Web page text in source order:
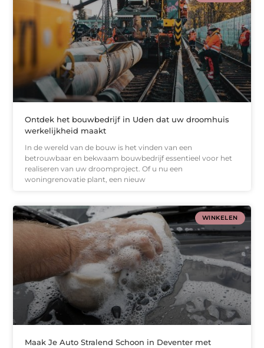
Ontdek het bouwbedrijf in Uden dat uw droomhuis
werkelijkheid maakt
In de wereld van de bouw is het vinden van een
betrouwbaar en bekwaam bouwbedrijf essentieel voor het
realiseren van uw droomproject. Of u nu een
woningrenovatie plant, een nieuw
WINKELEN
Maak Je Auto Stralend Schoon in Deventer met